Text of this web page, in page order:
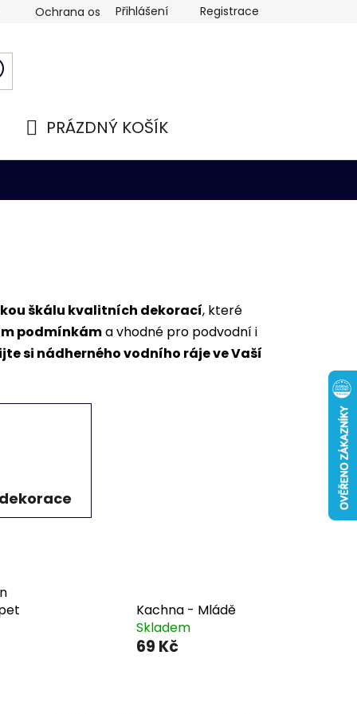
Ochrana osobních údajů
Přihlášení Registrace
PRÁZDNÝ KOŠÍK
škálu kvalitních dekorací, které
podmínkáma vhodné pro podvodní i
si nádherného vodního ráje ve Vaší
Kachna - Mládě
Skladem
69 Kč